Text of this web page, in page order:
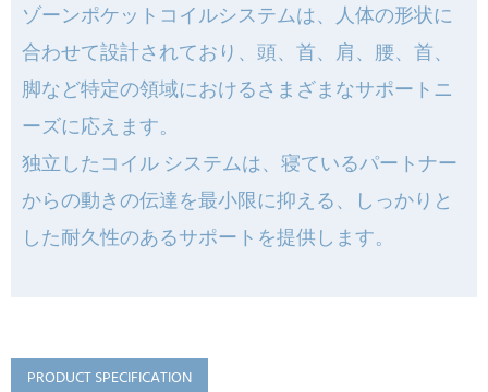
ゾーンポケットコイルシステムは、人体の形状に
合わせて設計されており、頭、首、肩、腰、首、
脚など特定の領域におけるさまざまなサポートニ
ーズに応えます。
独立したコイル システムは、寝ているパートナー
からの動きの伝達を最小限に抑える、しっかりと
した耐久性のあるサポートを提供します。
PRODUCT SPECIFICATION